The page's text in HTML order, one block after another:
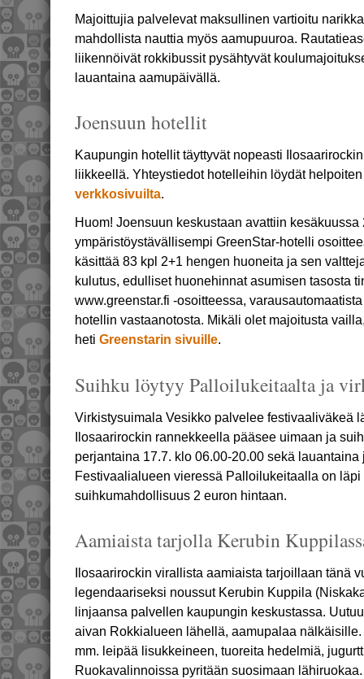
Majoittujia palvelevat maksullinen vartioitu
mahdollista nauttia myös aamupuuroa.
liikennöivät rokkibussit pysähtyvät
lauantaina aamupäivällä.
Joensuun hotellit
Kaupungin hotellit täyttyvät nopeasti
liikkeellä. Yhteystiedot hotelleihin löydät
verkkosivuilta.
Huom! Joensuun keskustaan avattiin
ympäristöystävällisempi GreenStar-hotelli
käsittää 83 kpl 2+1 hengen huoneita ja sen
kulutus, edulliset huonehinnat asumisen tasosta
www.greenstar.fi -osoitteessa,
hotellin vastaanotosta. Mikäli olet majoitusta
heti Greenstarin sivuille.
Suihku löytyy Palloilukeitaalta ja
Virkistysuimala Vesikko palvelee festivaaliväkeä
Ilosaarirockin rannekkeella pääsee uimaan ja
perjantaina 17.7. klo 06.00-20.00 sekä
Festivaalialueen vieressä Palloilukeitaalla on
suihkumahdollisuus 2 euron hintaan.
Aamiaista tarjolla Kerubin
Ilosaarirockin virallista aamiaista tarjoillaan tänä
legendaariseksi noussut Kerubin Kuppila
linjaansa palvellen kaupungin keskustassa.
aivan Rokkialueen lähellä, aamupalaa
mm. leipää lisukkeineen, tuoreita hedelmiä,
Ruokavalinnoissa pyritään suosimaan